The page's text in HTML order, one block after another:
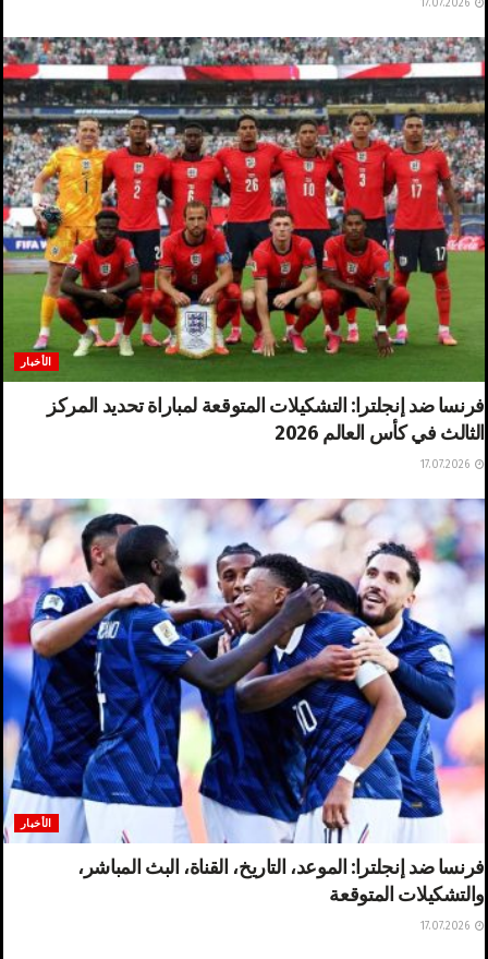
الأخبار
فرنسا ضد إنجلترا: التشكيلات المتوقعة لمباراة تحديد المركز
الثالث في كأس العالم 2026
الأخبار
فرنسا ضد إنجلترا: الموعد، التاريخ، القناة، البث المباشر،
والتشكيلات المتوقعة